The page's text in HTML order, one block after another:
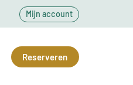
Mijn account
Reserveren